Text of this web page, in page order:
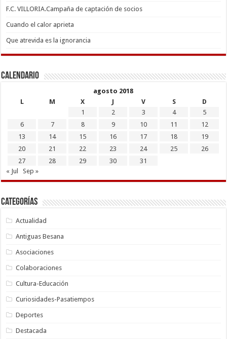
F.C. VILLORIA.Campaña de captación de socios
Cuando el calor aprieta
Que atrevida es la ignorancia
Calendario
agosto 2018
L
M X J V S
D
1
2 3 4
5
6
7 8 9 10 11
12
13
14 15 16 17 18
19
20
21 22 23 24 25
26
27
28 29 30
31
« Jul
Sep »
Categorías
Actualidad
Antiguas Besana
Asociaciones
Colaboraciones
Cultura-Educación
Curiosidades-Pasatiempos
Deportes
Destacada